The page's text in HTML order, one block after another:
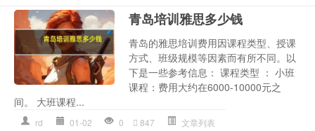
青岛培训雅思多少钱
青岛的雅思培训费用因课程类型、授课
方式、班级规模等因素而有所不同。以
下是一些参考信息： 课程类型 ： 小班
课程：费用大约在6000-10000元之
间。 大班课程...
rd 01-02 0 847 文章列表